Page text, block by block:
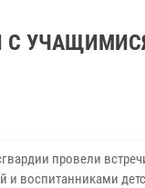
С
провели
и воспитанниками